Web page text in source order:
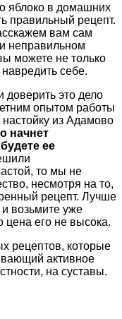
яблоко в домашних
правильный рецепт.
вам сам
неправильном
можете не только
себе.
доверить это дело
опытом работы
из Адамово
начнет
ее
то мы не
несмотря на то,
рецепт. Лучше
возьмите уже
цена его не высока.
рецептов, которые
активное
на суставы.